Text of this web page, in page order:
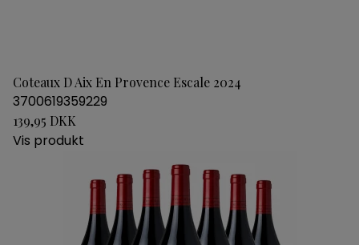
Coteaux D Aix En Provence Escale 2024
3700619359229
139,95 DKK
Vis produkt